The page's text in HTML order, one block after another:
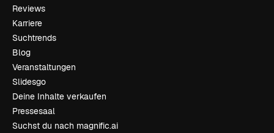
Reviews
Karriere
Suchtrends
Blog
Veranstaltungen
Slidesgo
Deine Inhalte verkaufen
Pressesaal
Suchst du nach magnific.ai